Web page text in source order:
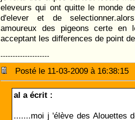
eleveurs qui ont quitte le monde
d'elever et de
amoureux des pigeons certe en
acceptant les differences de point
--------------------
Posté le 11-03-2009 à
al a écrit :
.......moi j 'élève des Alouettes